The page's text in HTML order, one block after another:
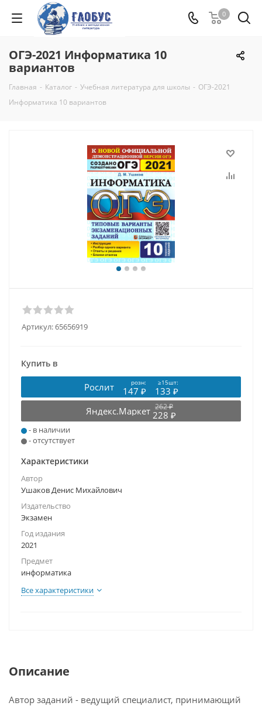
0
ОГЭ-2021 Информатика 10
вариантов
Главная - Каталог - Учебная литература для школы - ОГЭ-2021
Информатика 10 вариантов
Артикул:65656919
Купить в
Рослит розн: ≥15шт:
147 ₽
133 ₽
Яндекс.Маркет 262 ₽
228 ₽
- в наличии
- отсутствует
Характеристики
Автор
Ушаков Денис Михайлович
Издательство
Экзамен
Год издания
2021
Предмет
информатика
Все характеристики
Описание
Автор заданий - ведущий специалист, принимающий